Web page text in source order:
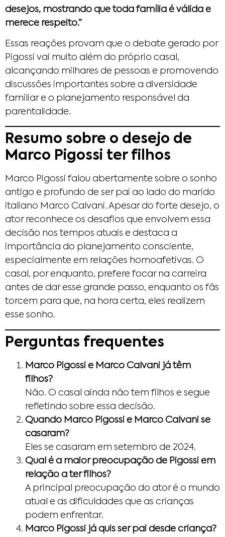
desejos, mostrando que toda família é válida e
merece respeito.”
Essas reações provam que o debate gerado por
Pigossi vai muito além do próprio casal,
alcançando milhares de pessoas e promovendo
discussões importantes sobre a diversidade
familiar e o planejamento responsável da
parentalidade.
Resumo sobre o desejo de
Marco Pigossi ter filhos
Marco Pigossi falou abertamente sobre o sonho
antigo e profundo de ser pai ao lado do marido
italiano Marco Calvani. Apesar do forte desejo, o
ator reconhece os desafios que envolvem essa
decisão nos tempos atuais e destaca a
importância do planejamento consciente,
especialmente em relações homoafetivas. O
casal, por enquanto, prefere focar na carreira
antes de dar esse grande passo, enquanto os fãs
torcem para que, na hora certa, eles realizem
esse sonho.
Perguntas frequentes
Marco Pigossi e Marco Calvani já têm
filhos?
Não. O casal ainda não tem filhos e segue
refletindo sobre essa decisão.
Quando Marco Pigossi e Marco Calvani se
casaram?
Eles se casaram em setembro de 2024.
Qual é a maior preocupação de Pigossi em
relação a ter filhos?
A principal preocupação do ator é o mundo
atual e as dificuldades que as crianças
podem enfrentar.
Marco Pigossi já quis ser pai desde criança?